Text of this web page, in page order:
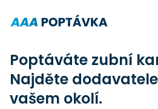
Poptáváte zubní
Najděte
vašem okolí.